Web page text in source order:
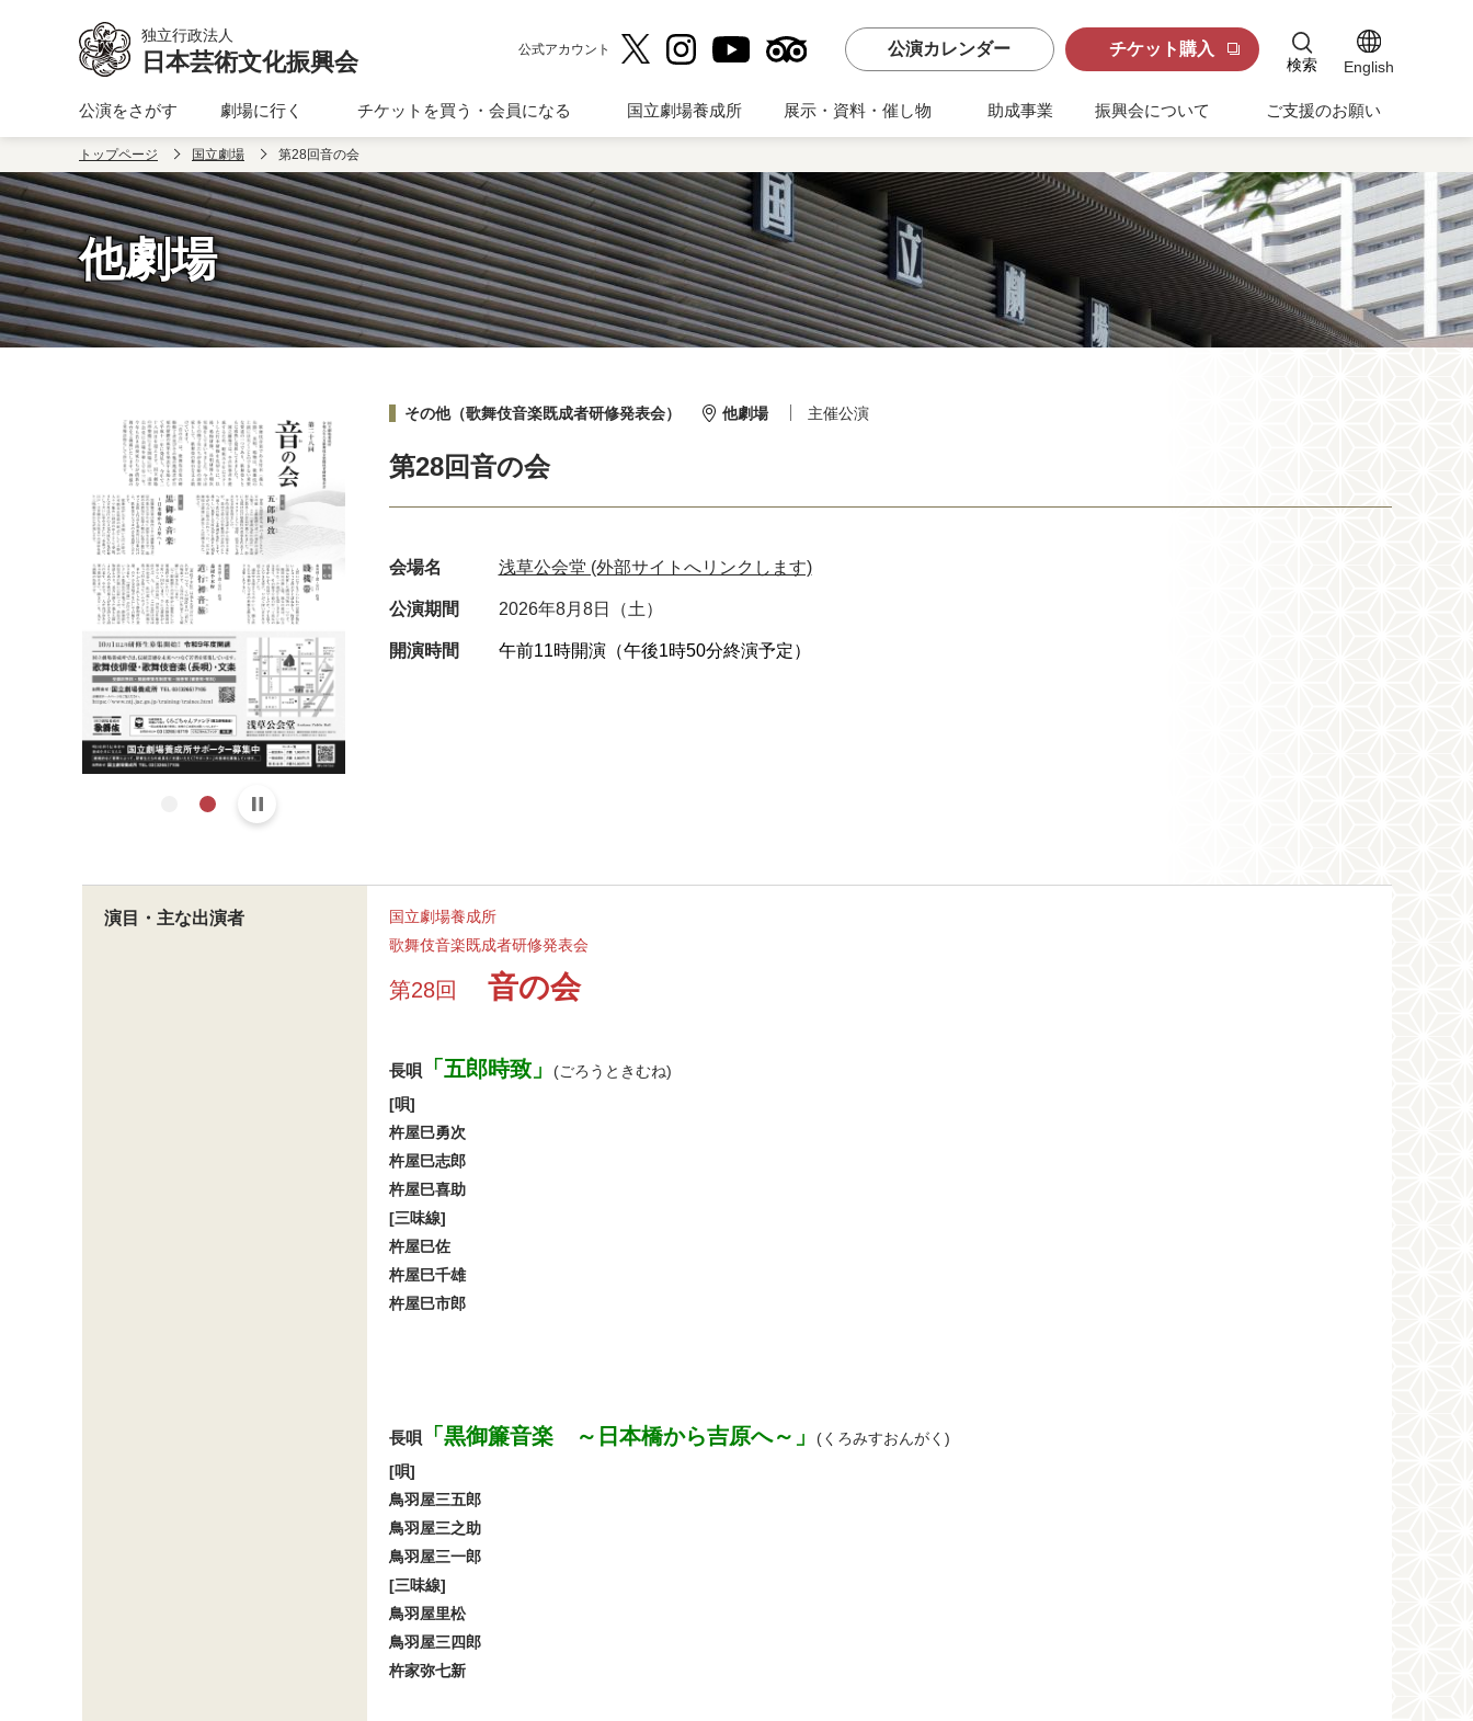
独立行政法人
日本芸術文化振興会 公式アカウント 公演カレンダー チケット購入
検索 English
公演をさがす 劇場に行く チケットを買う・会員になる 国立劇場養成所 展示・資料・催し物 助成事業 振興会について ご支援のお願い
トップページ 国立劇場 第28回音の会
他劇場
その他（歌舞伎音楽既成者研修発表会） 他劇場 主催公演
第28回音の会
会場名 浅草公会堂 (外部サイトへリンクします)
公演期間 2026年8月8日（土）
開演時間 午前11時開演（午後1時50分終演予定）
演目・主な出演者
国立劇場養成所
歌舞伎音楽既成者研修発表会
第28回 音の会
長唄 「五郎時致」
(ごろうときむね)
[唄]
杵屋巳勇次
杵屋巳志郎
杵屋巳喜助
[三味線]
杵屋巳佐
杵屋巳千雄
杵屋巳市郎
長唄 「黒御簾音楽　～日本橋から吉原へ～」
(くろみすおんがく)
[唄]
鳥羽屋三五郎
鳥羽屋三之助
鳥羽屋三一郎
[三味線]
鳥羽屋里松
鳥羽屋三四郎
杵家弥七新